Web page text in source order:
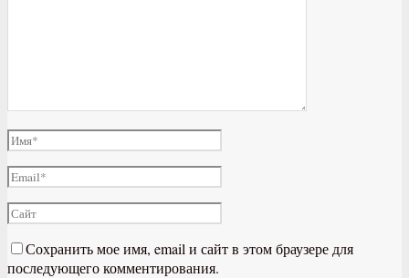
Сохранить мое имя, email и сайт в этом браузере для
последующего комментирования.